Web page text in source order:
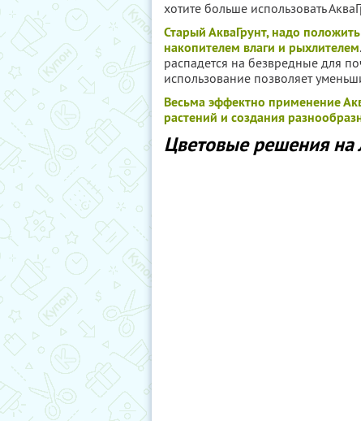
хотите больше использовать
Старый АкваГрунт, надо
накопителем влаги и рыхлителем
распадется на безвредные для
использование позволяет
Весьма эффектно применение
растений и создания
Цветовые решения на